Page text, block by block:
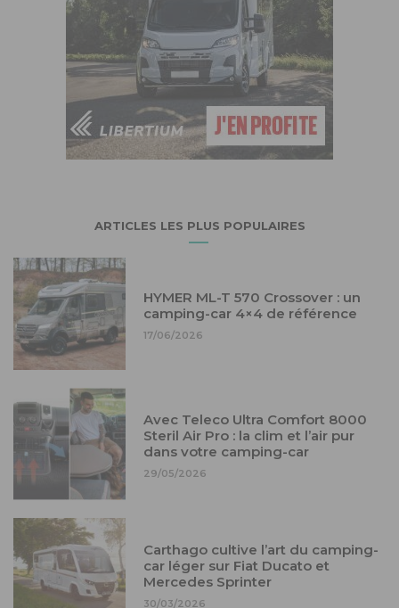
ARTICLES LES PLUS POPULAIRES
HYMER ML-T 570 Crossover : un
camping-car 4×4 de référence
17/06/2026
Avec Teleco Ultra Comfort 8000
Steril Air Pro : la clim et l’air pur
dans votre camping-car
29/05/2026
Carthago cultive l’art du camping-
car léger sur Fiat Ducato et
Mercedes Sprinter
30/03/2026